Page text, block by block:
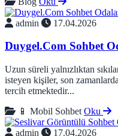
admin 17.04.2026
Duygel.Com Sohbet
Uzun süreli yalnızlıktan
isteyen kişiler, son
tercih etmektedir...
📱 Mobil Sohbet Oku
admin 17.04.2026